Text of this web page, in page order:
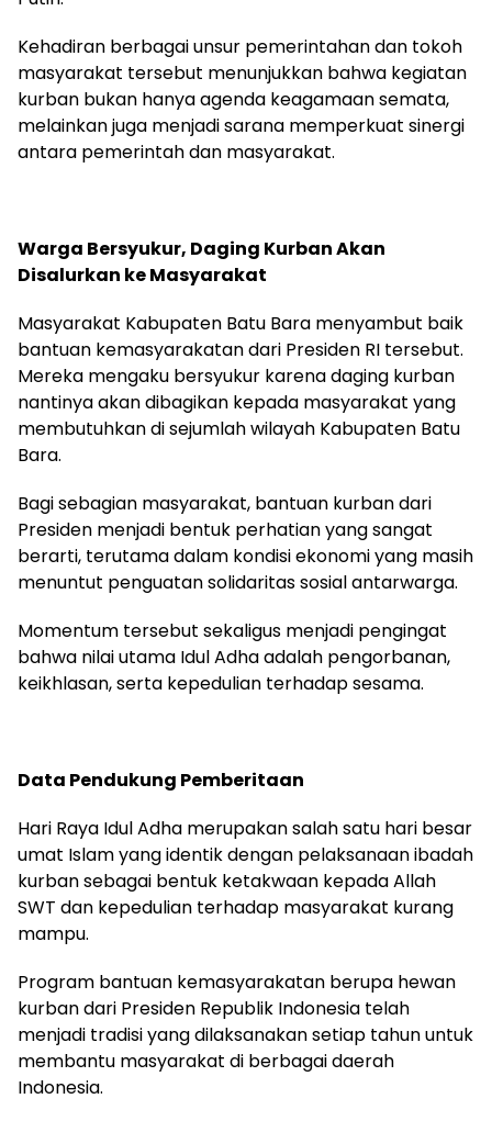
Kehadiran berbagai unsur pemerintahan dan tokoh
masyarakat tersebut menunjukkan bahwa kegiatan
kurban bukan hanya agenda keagamaan semata,
melainkan juga menjadi sarana memperkuat sinergi
antara pemerintah dan masyarakat.
Warga Bersyukur, Daging Kurban Akan
Disalurkan ke Masyarakat
Masyarakat Kabupaten Batu Bara menyambut baik
bantuan kemasyarakatan dari Presiden RI tersebut.
Mereka mengaku bersyukur karena daging kurban
nantinya akan dibagikan kepada masyarakat yang
membutuhkan di sejumlah wilayah Kabupaten Batu
Bara.
Bagi sebagian masyarakat, bantuan kurban dari
Presiden menjadi bentuk perhatian yang sangat
berarti, terutama dalam kondisi ekonomi yang masih
menuntut penguatan solidaritas sosial antarwarga.
Momentum tersebut sekaligus menjadi pengingat
bahwa nilai utama Idul Adha adalah pengorbanan,
keikhlasan, serta kepedulian terhadap sesama.
Data Pendukung Pemberitaan
Hari Raya Idul Adha merupakan salah satu hari besar
umat Islam yang identik dengan pelaksanaan ibadah
kurban sebagai bentuk ketakwaan kepada Allah
SWT dan kepedulian terhadap masyarakat kurang
mampu.
Program bantuan kemasyarakatan berupa hewan
kurban dari Presiden Republik Indonesia telah
menjadi tradisi yang dilaksanakan setiap tahun untuk
membantu masyarakat di berbagai daerah
Indonesia.